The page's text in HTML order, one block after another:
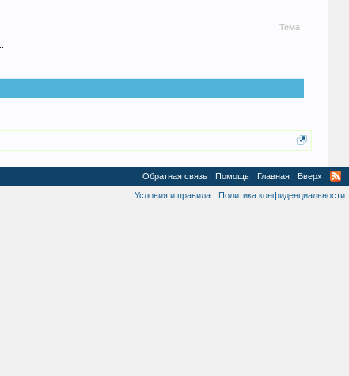
Тема
Обратная связь Помощь Главная
Вверх
Условия и правила
Политика конфиденциальности